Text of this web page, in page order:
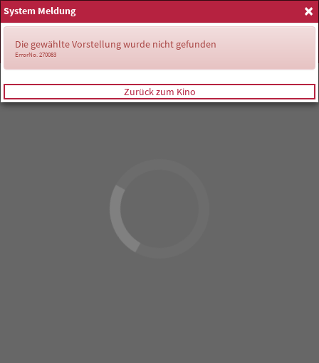
Anmelden
×
System Meldung
Die gewählte Vorstellung wurde nicht gefunden
ErrorNo. 270083
Zurück zum Kino